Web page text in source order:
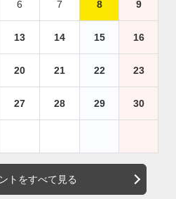
6 7 8 9
13 14 15 16
20 21 22 23
27 28 29 30
トをすべて見る